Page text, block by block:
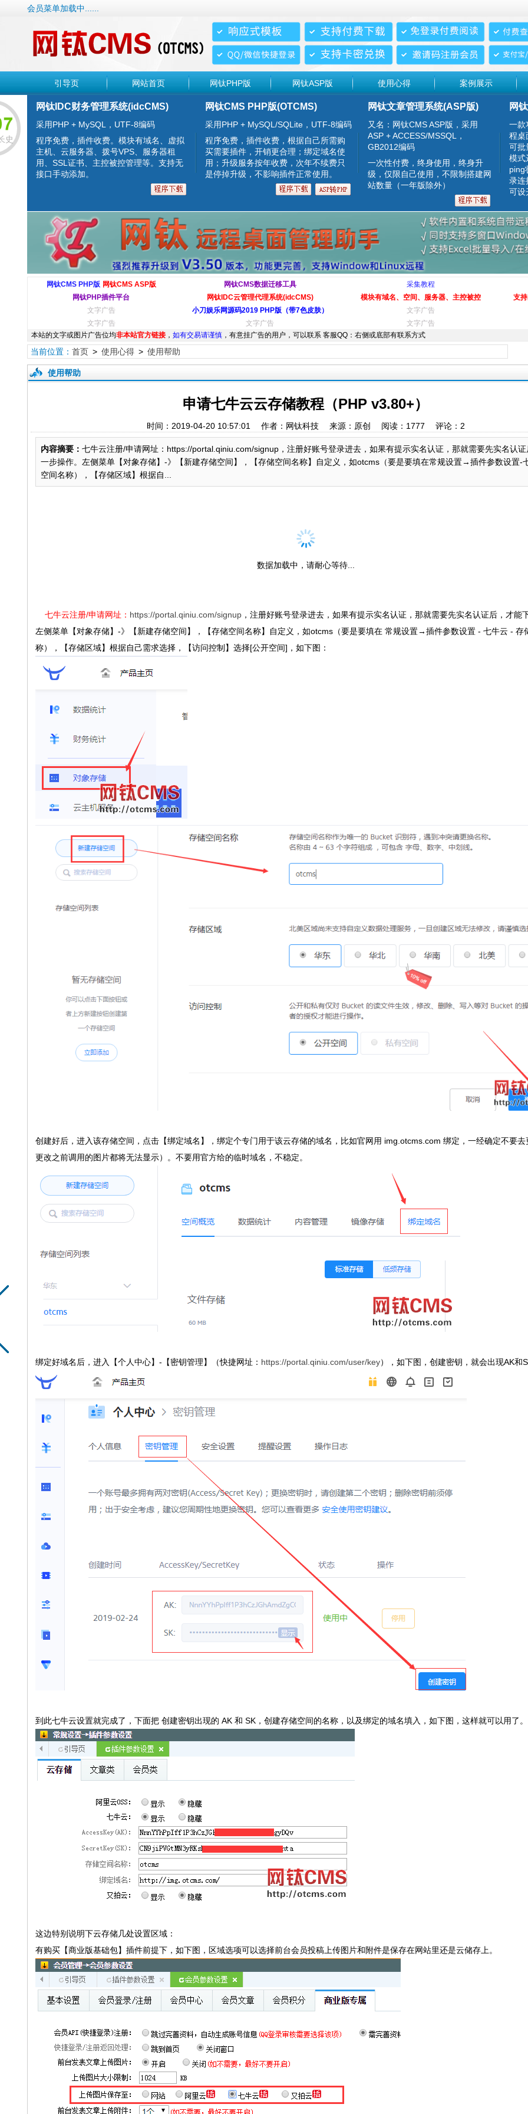
会员菜单加载中......
引导页 网站首页 网钛PHP版 网钛ASP版 使用心得 案例展示
网钛IDC财务管理系统(idcCMS)
采用PHP + MySQL，UTF-8编码
程序免费，插件收费。模块有域名、虚拟
主机、云服务器、拨号VPS、服务器租
用、SSL证书、主控被控管理等。支持无
接口手动添加。
网钛CMS PHP版(OTCMS)
采用PHP + MySQL/SQLite，UTF-8编码
程序免费，插件收费，根据自己所需购
买需要插件，开销更合理；绑定域名使
用；升级服务按年收费，次年不续费只
是停掉升级，不影响插件正常使用。
网钛文章管理系统(ASP版)
又名：网钛CMS ASP版，采用
ASP + ACCESS/MSSQL，
GB2012编码
一次性付费，终身使用，终身升
级，仅限自己使用，不限制搭建网
站数量（一年版除外）
网
一款
程桌
可批
模式
ping
录连
可设
网钛CMS PHP版 网钛CMS ASP版 网钛CMS数据迁移工具
采集教程
网钛PHP插件平台
网钛IDC云管理代理系统(idcCMS) 模块有域名、空间、服务器、主控被控
支
文字广告
小刀娱乐网源码2019 PHP版（带7色皮肤）
文字广告
文字广告
文字广告
文字广告
本站的文字或图片广告位均非本站官方链接， 如有交易请谨慎，有意挂广告的用户，可以联系 客服QQ：右侧或底部有联系方式
当前位置： 首页> 使用心得> 使用帮助
使用帮助
申请七牛云云存储教程（PHP v3.80+）
时间：2019-04-20 10:57:01 作者：网钛科技 来源：原创 阅读： 1777 评论： 2
内容摘要： 七牛云注册/申请网址：https://portal.qiniu.com/signup，注册好账号登录进去，如果有提示实名认证，那就需要先实名认
一步操作。左侧菜单【对象存储】-》【新建存储空间】，【存储空间名称】自定义，如otcms（要是要填在常规设置→插件参数设置-
空间名称），【存储区域】根据自...
数据加载中，请耐心等待...
七牛云注册/申请网址： https://portal.qiniu.com/signup，注册好账号登录进去，如果有提示实名认证，那就需要先实名认证后，才能
左侧菜单【对象存储】-》【新建存储空间】，【存储空间名称】自定义，如otcms（要是要填在 常规设置→插件参数设置 - 七牛云 - 存
称），【存储区域】根据自己需求选择，【访问控制】选择[公开空间]，如下图：
创建好后，进入该存储空间，点击【绑定域名】，绑定个专门用于该云存储的域名，比如官网用 img.otcms.com 绑定，一经确定不要去
更改之前调用的图片都将无法显示） 。不要用官方给的临时域名，不稳定。
绑定好域名后，进入【个人中心】-【密钥管理】（快捷网址： https://portal.qiniu.com/user/key），如下图，创建密钥，就会出现AK和
到此七牛云设置就完成了，下面把 创建密钥出现的 AK 和 SK，创建存储空间的名称，以及绑定的域名填入，如下图，这样就可以用了。
这边特别说明下云存储几处设置区域：
有购买【商业版基础包】插件前提下，如下图，区域选项可以选择前台会员投稿上传图片和附件是保存在网站里还是云储存上。
史